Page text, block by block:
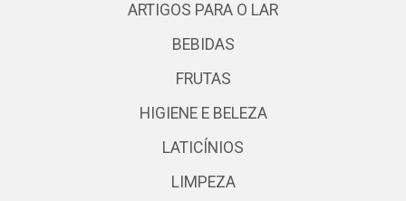
ARTIGOS PARA O LAR
BEBIDAS
FRUTAS
HIGIENE E BELEZA
LATICÍNIOS
LIMPEZA